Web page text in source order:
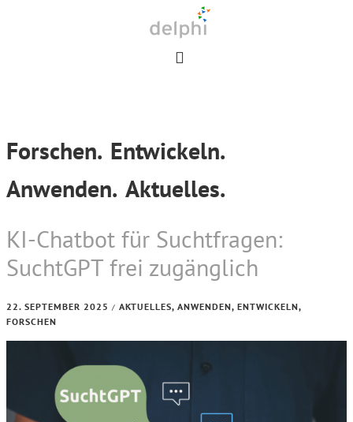
Forschen. Entwickeln.
Anwenden. Aktuelles.
KI-Chatbot für Suchtfragen:
SuchtGPT frei zugänglich
22. SEPTEMBER 2025 / AKTUELLES, ANWENDEN, ENTWICKELN,
FORSCHEN